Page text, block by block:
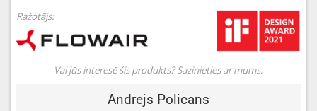
Ražotājs:
Vai jūs interesē šis produkts? Sazinieties ar mums:
Andrejs Policans